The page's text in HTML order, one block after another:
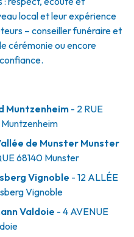
local et leur expérience
– conseiller funéraire et
cérémonie ou encore
Muntzenheim - 2 RUE
Muntzenheim
de Munster Munster
68140 Munster
Vignoble - 12 ALLÉE
Vignoble
Valdoie - 4 AVENUE